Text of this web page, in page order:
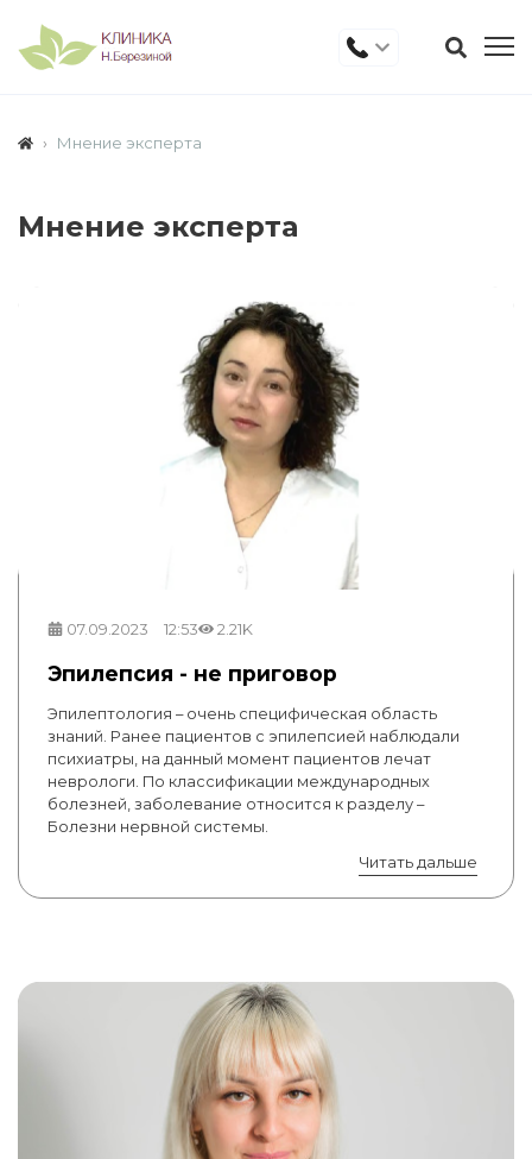
Мнение эксперта
Мнение эксперта
07.09.2023 12:53 2.21K
Эпилепсия - не приговор
Эпилептология – очень специфическая область
знаний. Ранее пациентов с эпилепсией наблюдали
психиатры, на данный момент пациентов лечат
неврологи. По классификации международных
болезней, заболевание относится к разделу –
Болезни нервной системы.
Читать дальше